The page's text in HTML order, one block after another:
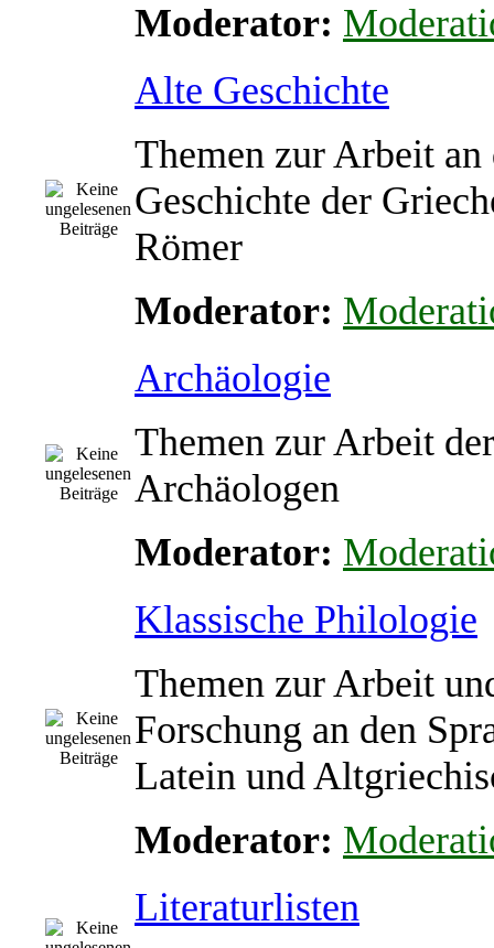
Moderator:
Alte Geschichte
Themen zur Arbeit an
Geschichte der
Römer
Moderator:
Archäologie
Themen zur Arbeit der
Archäologen
Moderator:
Klassische Philologie
Themen zur Arbeit
Forschung an den
Latein und
Moderator:
Literaturlisten